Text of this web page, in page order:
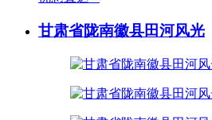
甘肃省陇南徽县田河风光